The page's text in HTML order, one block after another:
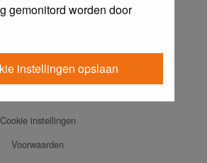
gemonitord worden door
instellingen opslaan
Praktijkboeken
Cookie instellingen
Voorwaarden